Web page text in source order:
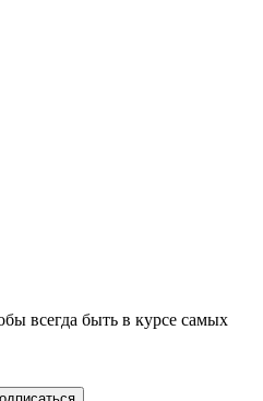
всегда быть в курсе самых